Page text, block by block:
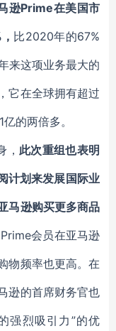
逊Prime在美国市
比2020年的67%
来这项业务最大的
它在全球拥有超过
的两倍多。
，此次重组也表明
计划来发展国际业
马逊购买更多商品
会员在亚马逊
物频率也更高。在
逊的首席财务官也
强烈吸引力”的优